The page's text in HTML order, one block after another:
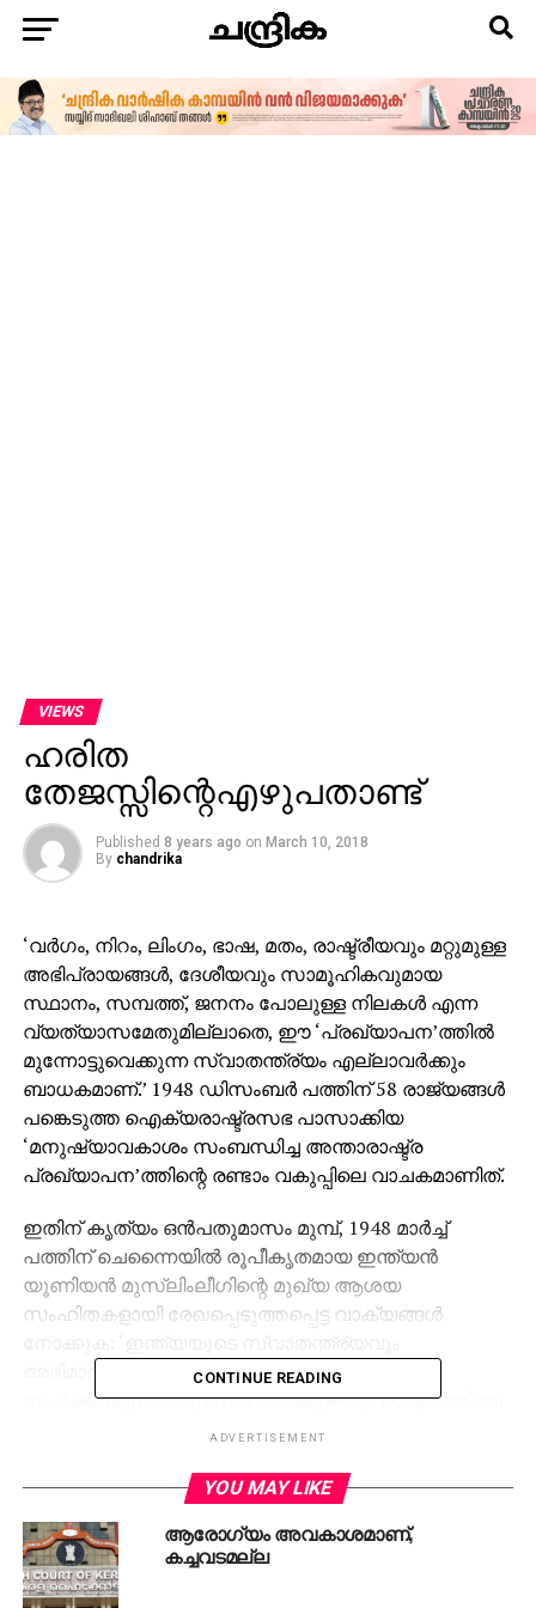
VIEWS
ഹരിത
തേജസ്സിന്റെഎഴുപതാണ്ട്
Published 8 years ago on March 10, 2018
By chandrika
‘വര്‍ഗം, നിറം, ലിംഗം, ഭാഷ, മതം, രാഷ്ട്രീയവും മറ്റുമുള്ള
അഭിപ്രായങ്ങള്‍, ദേശീയവും സാമൂഹികവുമായ
സ്ഥാനം, സമ്പത്ത്, ജനനം പോലുള്ള നിലകള്‍ എന്ന
വ്യത്യാസമേതുമില്ലാതെ, ഈ ‘പ്രഖ്യാപന’ത്തില്‍
മുന്നോട്ടുവെക്കുന്ന സ്വാതന്ത്ര്യം എല്ലാവര്‍ക്കും
ബാധകമാണ്.’ 1948 ഡിസംബര്‍ പത്തിന് 58 രാജ്യങ്ങള്‍
പങ്കെടുത്ത ഐക്യരാഷ്ട്രസഭ പാസാക്കിയ
‘മനുഷ്യാവകാശം സംബന്ധിച്ച അന്താരാഷ്ട്ര
പ്രഖ്യാപന’ത്തിന്റെ രണ്ടാം വകുപ്പിലെ വാചകമാണിത്.
ഇതിന് കൃത്യം ഒന്‍പതുമാസം മുമ്പ്, 1948 മാര്‍ച്ച്
പത്തിന് ചെന്നൈയില്‍ രൂപീകൃതമായ ഇന്ത്യന്‍
യൂണിയന്‍ മുസ്‌ലിംലീഗിന്റെ മുഖ്യ ആശയ
സംഹിതകളായി രേഖപ്പെടുത്തപ്പെട്ട വാക്യങ്ങള്‍
അഭിമാനവും നിലനിര്‍ത്തുന്നതിനും
സംരക്ഷിക്കുന്നതിനും സഹായിക്കുകയും രാഷ്ട്രത്തിലെ
ജനങ്ങളുടെ അന്തസ്സും ക്ഷേമവും സുഖവും
രാഷ്ട്രത്തിലെ മുസ്‌ലിംകളുടെയും ഇതര ന്യൂനപക്ഷ,
അവകാശങ്ങളും താല്‍പര്യങ്ങളും കരസ്ഥമാക്കുകയും
രക്ഷിക്കുകയും നിലനിര്‍ത്തുകയും ചെയ്യുക,
ഇന്ത്യയിലെ മുസ്‌ലിംകളുടെയും മറ്റു
CONTINUE READING
ADVERTISEMENT
YOU MAY LIKE
ആരോഗ്യം അവകാശമാണ്,
കച്ചവടമല്ല